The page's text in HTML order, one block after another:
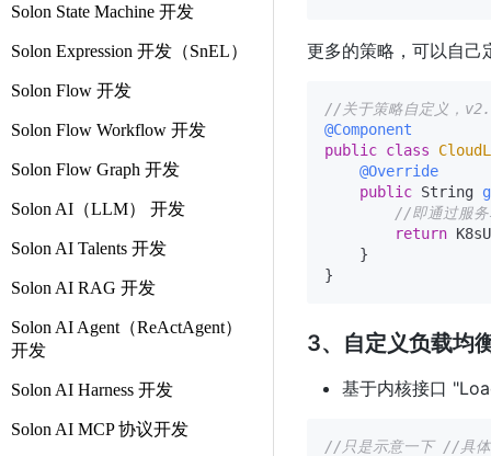
Solon State Machine 开发
Solon Expression 开发（SnEL）
Solon Flow 开发
Solon Flow Workflow 开发
Solon Flow Graph 开发
Solon AI（LLM） 开发
Solon AI Talents 开发
Solon AI RAG 开发
Solon AI Agent（ReActAgent）
开发
Solon AI Harness 开发
Solon AI MCP 协议开发
更多的策略，可以自
//关于策略自定义，
@Component
public class
@Override
public String
//即通过服务
return
    }
3、自定义负载均
基于内核接口
//只是示意一下 //具